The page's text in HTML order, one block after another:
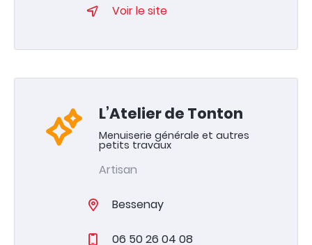
Voir le site
L’Atelier de Tonton
Menuiserie générale et autres
petits travaux
Artisan
Bessenay
06 50 26 04 08